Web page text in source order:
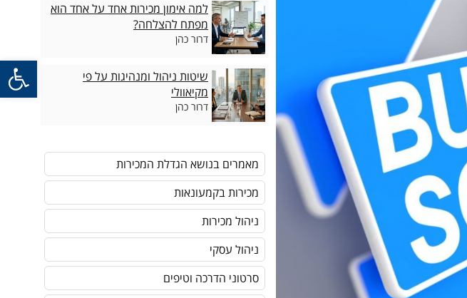
פתח
למה אימון מכירות אחד על אחד הוא
מפתח להצלחה?
דרור כהן
שיטות ניהול ומנהיגות על פי
מקיאוולי
דרור כהן
מאמרים בנושא הגדלת המכירות
מכירות בקמעונאות
ניהול מכירות
ניהול עסקי
סרטוני הדרכה וטיפים